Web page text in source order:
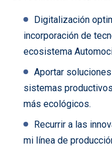
Digitalización
incorporación de
ecosistema
Aportar
sistemas
más ecológicos.
Recurrir a las
mi línea de